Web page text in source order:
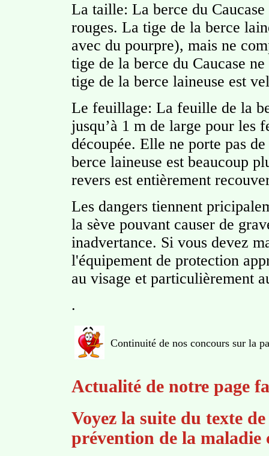
La taille: La berce du
rouges. La tige de la berce
avec du pourpre), mais ne
tige de la berce du Caucase
tige de la berce laineuse est
Le feuillage: La feuille de la
jusqu’à 1 m de large pour les
découpée. Elle ne porte pas
berce laineuse est beaucoup
revers est entièrement
Les dangers tiennent
la sève pouvant causer de
inadvertance. Si vous devez
l'équipement de protection
au visage et particulièrement
.
Continuité de nos concours sur la
Actualité de notre page
Voyez la suite du texte
prévention de la maladie